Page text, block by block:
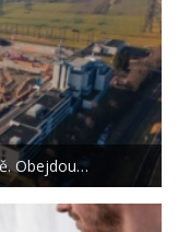
Obejdou…